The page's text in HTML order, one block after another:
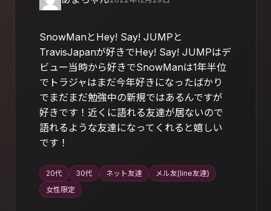
SnowManとHey! Say! JUMPと
TravisJapanが好きでHey! Say! JUMPはデ
ビュー当時から好きでSnowManは1年半位
でトラジャはまだ今年好きになったばかり
でまだまだ勉強中の新規ではあるんですが
好きです！近くに語れる友達が居ないので
語れるような友達になってくれると嬉しい
です！
20代 30代 ネット友達
メル友(line友達)
女性限定